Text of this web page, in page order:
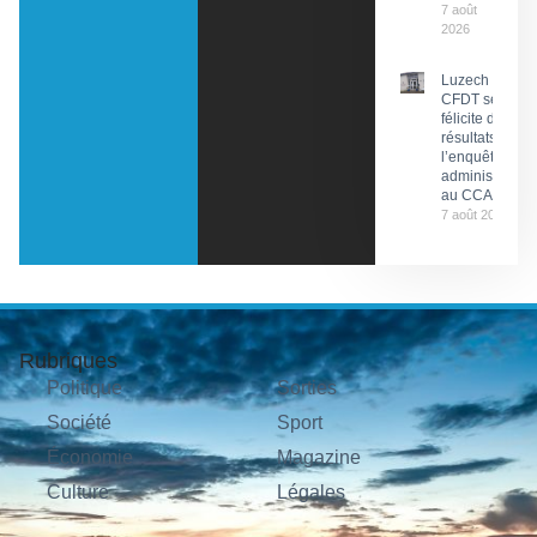
7 août
2026
Luzech : La
CFDT se
félicite des
résultats de
l’enquête
administrative
au CCAS
7 août 2026
Rubriques
Politique
Société
Économie
Culture
Sorties
Sport
Magazine
Légales